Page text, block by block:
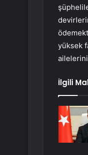
yüksek
İlgili